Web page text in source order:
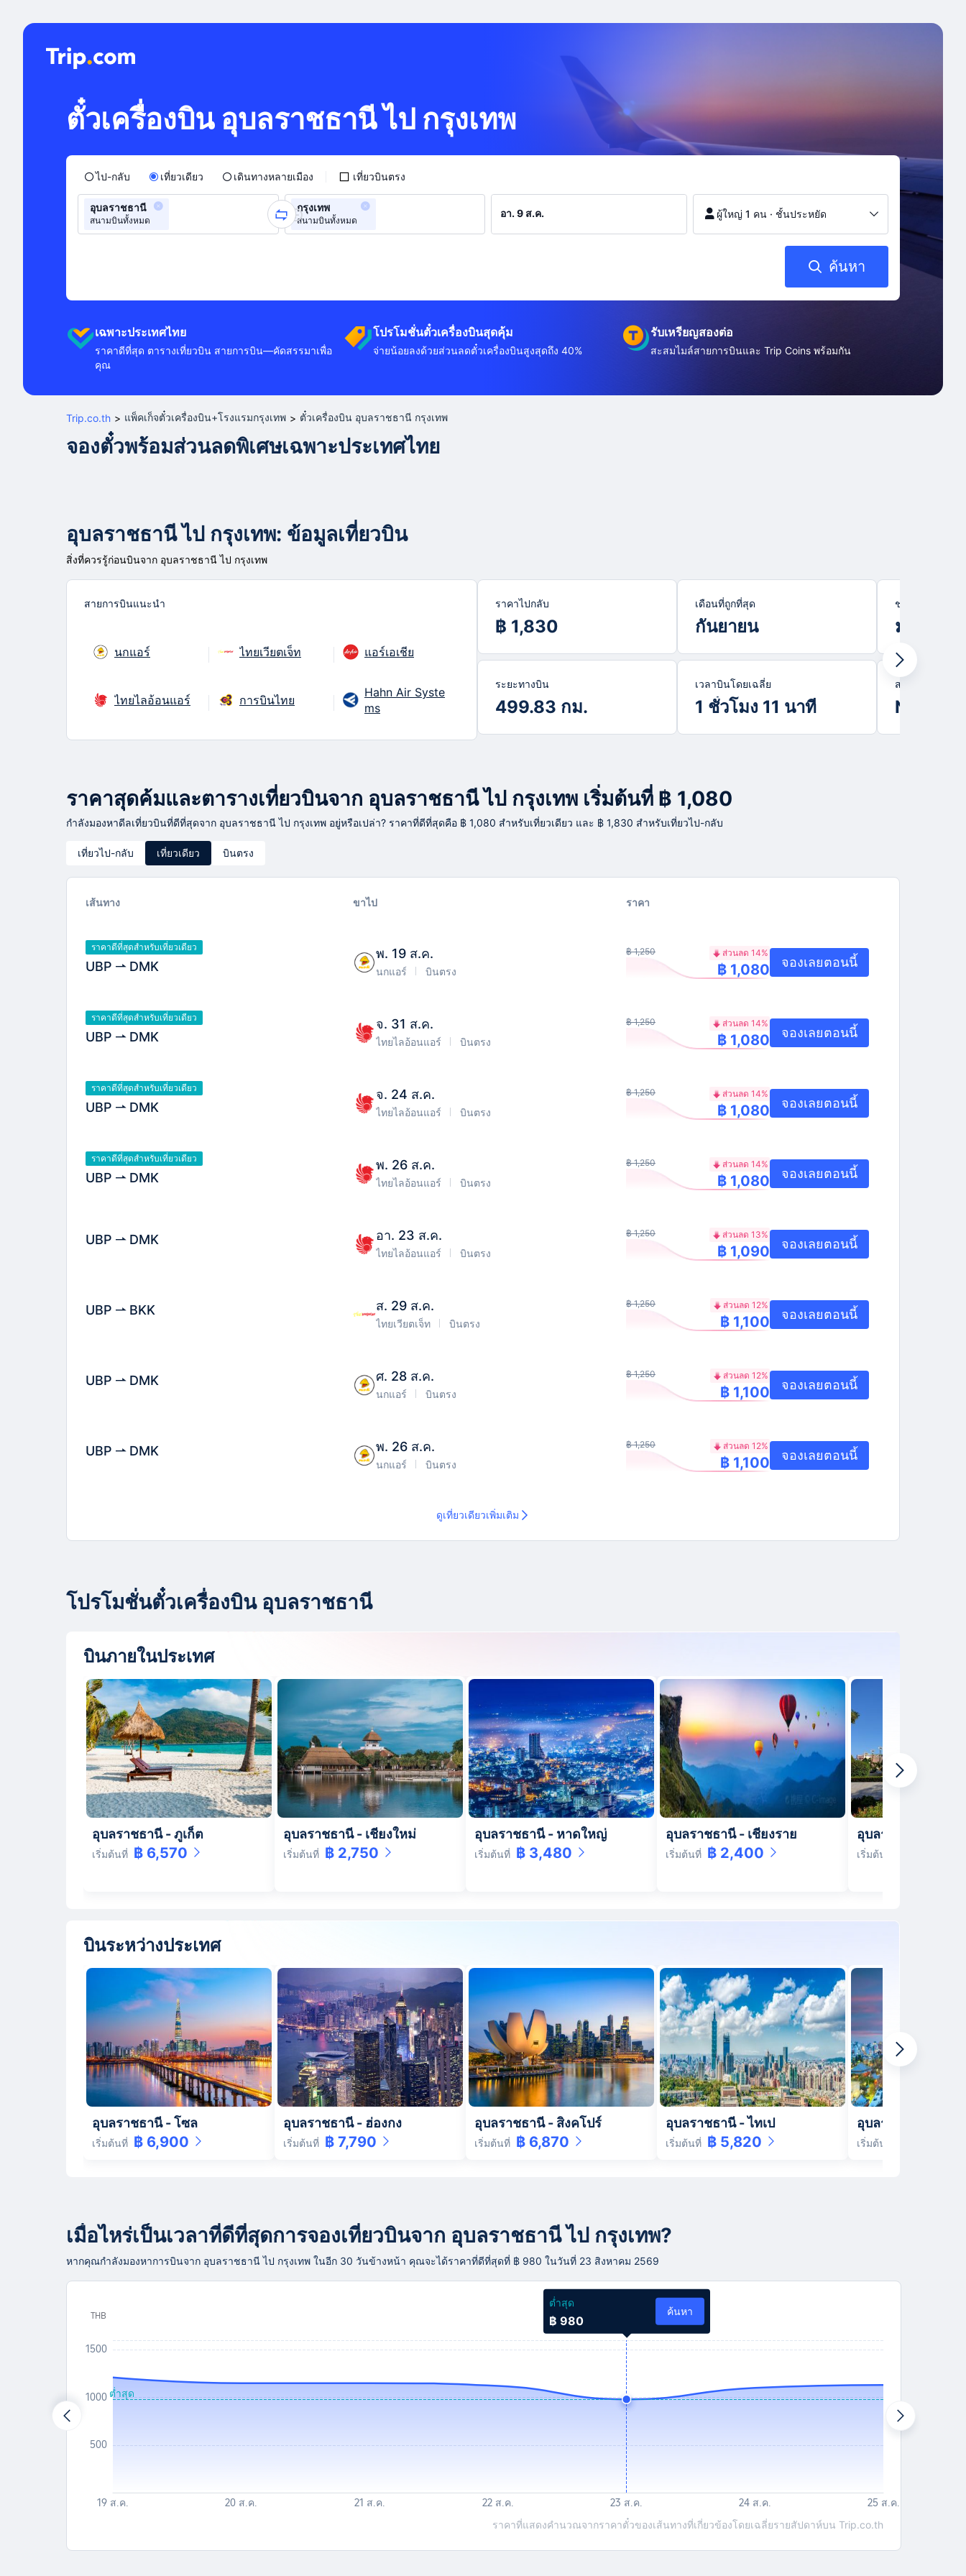
ตั๋วเครื่องบิน อุบลราชธานี ไป กรุงเทพ
ไป-กลับ เที่ยวเดียว เดินทางหลายเมือง เที่ยวบินตรง
อุบลราชธานี
สนามบินทั้งหมด
กรุงเทพ
สนามบินทั้งหมด
ผู้ใหญ่ 1 คน· ชั้นประหยัด
ค้นหา
เฉพาะประเทศไทย
ราคาดีที่สุด ตารางเที่ยวบิน สายการบิน—คัดสรรมาเพื่อ
คุณ
โปรโมชั่นตั๋วเครื่องบินสุดคุ้ม
จ่ายน้อยลงด้วยส่วนลดตั๋วเครื่องบินสูงสุดถึง 40%
รับเหรียญสองต่อ
สะสมไมล์สายการบินและ Trip Coins พร้อมกัน
Trip.co.th > แพ็คเก็จตั๋วเครื่องบิน+โรงแรมกรุงเทพ > ตั๋วเครื่องบิน อุบลราชธานี กรุงเทพ
จองตั๋วพร้อมส่วนลดพิเศษเฉพาะประเทศไทย
อุบลราชธานี ไป กรุงเทพ: ข้อมูลเที่ยวบิน
สิ่งที่ควรรู้ก่อนบินจาก อุบลราชธานี ไป กรุงเทพ
สายการบินแนะนำ
นกแอร์ ไทยเวียตเจ็ท แอร์เอเชีย
ไทยไลอ้อนแอร์ การบินไทย
Hahn Air Syste
ms
ราคาไปกลับ
฿ 1,830
เดือนที่ถูกที่สุด
กันยายน
ช่วงไฮซีซั่น
มกราคม
ระยะทางบิน
499.83 กม.
เวลาบินโดยเฉลี่ย
1 ชั่วโมง 11 นาที
สายการบินยอด
Nokair
ราคาสุดค้มและตารางเที่ยวบินจาก อุบลราชธานี ไป กรุงเทพ เริ่มต้นที่ ฿ 1,080
กำลังมองหาดีลเที่ยวบินที่ดีที่สุดจาก อุบลราชธานี ไป กรุงเทพ อยู่หรือเปล่า? ราคาที่ดีที่สุดคือ ฿ 1,080 สำหรับเที่ยวเดียว และ ฿ 1,830 สำหรับเที่ยวไป-กลับ
เที่ยวไป-กลับ เที่ยวเดียว บินตรง
เส้นทาง ขาไป ราคา
ราคาดีที่สุดสำหรับเที่ยวเดียว
UBP DMK
พ. 19 ส.ค.
นกแอร์ บินตรง
฿ 1,250 ส่วนลด 14%
฿ 1,080 จองเลยตอนนี้
ราคาดีที่สุดสำหรับเที่ยวเดียว
UBP DMK
จ. 31 ส.ค.
ไทยไลอ้อนแอร์ บินตรง
฿ 1,250 ส่วนลด 14%
฿ 1,080 จองเลยตอนนี้
ราคาดีที่สุดสำหรับเที่ยวเดียว
UBP DMK
จ. 24 ส.ค.
ไทยไลอ้อนแอร์ บินตรง
฿ 1,250 ส่วนลด 14%
฿ 1,080 จองเลยตอนนี้
ราคาดีที่สุดสำหรับเที่ยวเดียว
UBP DMK
พ. 26 ส.ค.
ไทยไลอ้อนแอร์ บินตรง
฿ 1,250 ส่วนลด 14%
฿ 1,080 จองเลยตอนนี้
UBP DMK อา. 23 ส.ค.
ไทยไลอ้อนแอร์ บินตรง
฿ 1,250 ส่วนลด 13%
฿ 1,090 จองเลยตอนนี้
UBP BKK ส. 29 ส.ค.
ไทยเวียตเจ็ท บินตรง
฿ 1,250 ส่วนลด 12%
฿ 1,100 จองเลยตอนนี้
UBP DMK ศ. 28 ส.ค.
นกแอร์ บินตรง
฿ 1,250 ส่วนลด 12%
฿ 1,100 จองเลยตอนนี้
UBP DMK พ. 26 ส.ค.
นกแอร์ บินตรง
฿ 1,250 ส่วนลด 12%
฿ 1,100 จองเลยตอนนี้
ดูเที่ยวเดียวเพิ่มเติม
โปรโมชั่นตั๋วเครื่องบิน อุบลราชธานี
บินภายในประเทศ
อุบลราชธานี-ภูเก็ต
เริ่มต้นที่ ฿ 6,570
อุบลราชธานี- เชียงใหม่
เริ่มต้นที่ ฿ 2,750
อุบลราชธานี- หาดใหญ่
เริ่มต้นที่ ฿ 3,480
อุบลราชธานี- เชียงราย
เริ่มต้นที่ ฿ 2,400
อุบลราชธานี
เริ่มต้นที่
บินระหว่างประเทศ
อุบลราชธานี-โซล
เริ่มต้นที่ ฿ 6,900
อุบลราชธานี- ฮ่องกง
เริ่มต้นที่ ฿ 7,790
อุบลราชธานี- สิงคโปร์
เริ่มต้นที่ ฿ 6,870
อุบลราชธานี-ไทเป
เริ่มต้นที่ ฿ 5,820
อุบลราชธานี
เริ่มต้นที่
เมื่อไหร่เป็นเวลาที่ดีที่สุดการจองเที่ยวบินจาก อุบลราชธานี ไป กรุงเทพ?
หากคุณกำลังมองหาการบินจาก อุบลราชธานี ไป กรุงเทพ ในอีก 30 วันข้างหน้า คุณจะได้ราคาที่ดีที่สุดที่ ฿ 980 ในวันที่ 23 สิงหาคม 2569
ต่ำสุด
฿ 980
ค้นหา
ราคาที่แสดงคำนวณจากราคาตั๋วของเส้นทางที่เกี่ยวข้องโดยเฉลี่ยรายสัปดาห์บน Trip.co.th